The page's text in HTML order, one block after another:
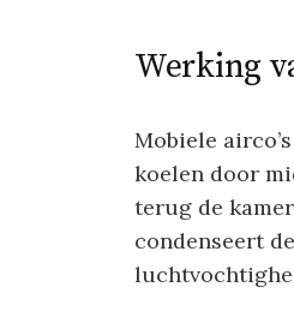
Werking
Mobiele
koelen door
terug de
condenseert